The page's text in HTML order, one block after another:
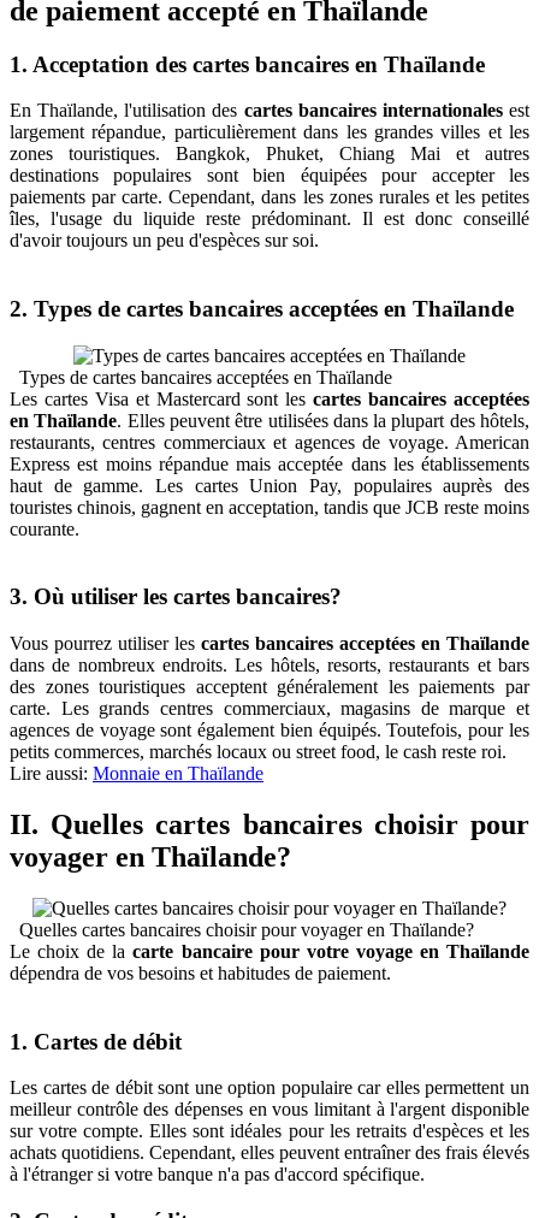
de paiement accepté en Thaïlande
1. Acceptation des cartes bancaires en Thaïlande
En Thaïlande, l'utilisation des cartes bancaires internationalesest
largement répandue, particulièrement dans les grandes villes et les
zones touristiques. Bangkok, Phuket, Chiang Mai et autres
destinations populaires sont bien équipées pour accepter les
paiements par carte. Cependant, dans les zones rurales et les petites
îles, l'usage du liquide reste prédominant. Il est donc conseillé
d'avoir toujours un peu d'espèces sur soi.
2. Types de cartes bancaires acceptées en Thaïlande
Types de cartes bancaires acceptées en Thaïlande
Les cartes Visa et Mastercard sont lescartes bancaires acceptées
en Thaïlande. Elles peuvent être utilisées dans la plupart des hôtels,
restaurants, centres commerciaux et agences de voyage. American
Express est moins répandue mais acceptée dans les établissements
haut de gamme. Les cartes Union Pay, populaires auprès des
touristes chinois, gagnent en acceptation, tandis que JCB reste moins
courante.
3. Où utiliser les cartes bancaires?
Vous pourrez utiliser les cartes bancaires acceptées en Thaïlande
dans de nombreux endroits. Les hôtels, resorts, restaurants et bars
des zones touristiques acceptent généralement les paiements par
carte. Les grands centres commerciaux, magasins de marque et
agences de voyage sont également bien équipés. Toutefois, pour les
petits commerces, marchés locaux ou street food, le cash reste roi.
Lire aussi: Monnaie en Thaïlande
II. Quelles cartes bancaires choisir pour
voyager en Thaïlande?
Quelles cartes bancaires choisir pour voyager en Thaïlande?
Le choix de lacarte bancaire pour votre voyage en Thaïlande
dépendra de vos besoins et habitudes de paiement.
1. Cartes de débit
Les cartes de débit sont une option populaire car elles permettent un
meilleur contrôle des dépenses en vous limitant à l'argent disponible
sur votre compte. Elles sont idéales pour les retraits d'espèces et les
achats quotidiens. Cependant, elles peuvent entraîner des frais élevés
à l'étranger si votre banque n'a pas d'accord spécifique.